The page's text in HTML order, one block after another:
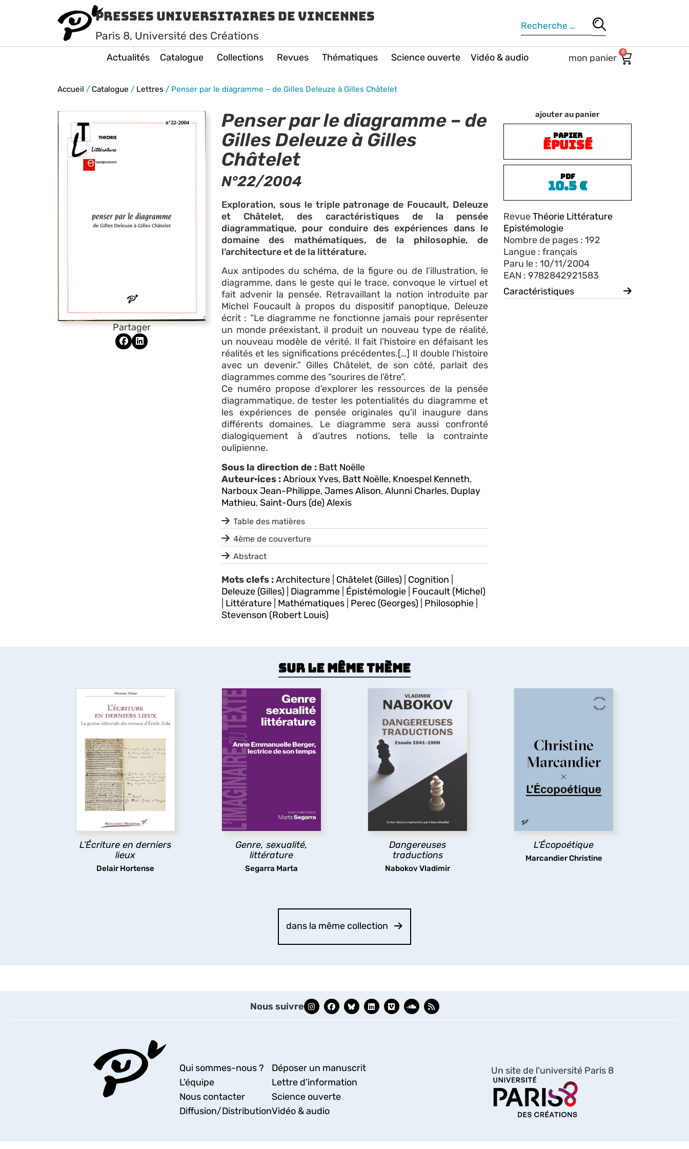
Presses Universitaires de Vincennes
Paris 8, Université des Créations
Actualités Catalogue Collections Revues Thématiques Science ouverte Vidéo & audio 0
Accueil / Catalogue / Lettres / Penser par le diagramme – de Gilles Deleuze à Gilles Châtelet
Partager
Penser par le diagramme – de
Gilles Deleuze à Gilles
Châtelet
N°22/2004
Exploration, sous le triple patronage de Foucault, Deleuze
et Châtelet, des caractéristiques de la pensée
diagrammatique, pour conduire des expériences dans le
domaine des mathématiques, de la philosophie, de
l’architecture et de la littérature.
Aux antipodes du schéma, de la figure ou de l’illustration, le
diagramme, dans le geste qui le trace, convoque le virtuel et
fait advenir la pensée. Retravaillant la notion introduite par
Michel Foucault à propos du dispositif panoptique, Deleuze
écrit : “Le diagramme ne fonctionne jamais pour représenter
un monde préexistant, il produit un nouveau type de réalité,
un nouveau modèle de vérité. Il fait l’histoire en défaisant les
réalités et les significations précédentes.[…] Il double l’histoire
avec un devenir.” Gilles Châtelet, de son côté, parlait des
diagrammes comme des “sourires de l’être”.
Ce numéro propose d’explorer les ressources de la pensée
diagrammatique, de tester les potentialités du diagramme et
les expériences de pensée originales qu’il inaugure dans
différents domaines. Le diagramme sera aussi confronté
dialogiquement à d’autres notions, telle la contrainte
oulipienne.
Sous la direction de : Batt Noëlle
Auteur·ices :Abrioux Yves, Batt Noëlle, Knoespel Kenneth,
Narboux Jean-Philippe,James Alison,Alunni Charles, Duplay
Mathieu,Saint-Ours (de) Alexis
Table des matières
4ème de couverture
Abstract
Mots clefs :Architecture| Châtelet (Gilles) Cognition
Deleuze (Gilles)
Diagramme| Épistémologie| Foucault (Michel)
Littérature| Mathématiques| Perec (Georges) Philosophie|
Stevenson (Robert Louis)
ajouter au panier
PAPIER
ÉPUISÉ
PDF
10.5€
RevueThéorie Littérature
Epistémologie
Nombre de pages : 192
Langue : français
Paru le : 10/11/2004
EAN : 9782842921583
Caractéristiques
Sur le même thème
L’Écriture en derniers
lieux
Delair Hortense
lieux
l’impression de l’ouvrage
relance l’écriture au lieu d’y
mettre un terme. Cet
ouvrage réexamine l’histoire
littéraire et les
Macquartà la lumière des
Zola révise littéralement le
texte de chaque roman à la
dernière minute.
Genre, sexualité,
littérature
Segarra Marta
Genre, sexualité,
littérature
Théories féministes et
queers, psychanalyse,
déconstruction, question
décoloniale, politiques de la
traduction, pédagogies
féministes. Les essais ici
réunis montrent comment,
selon les mots de Anne
Emmanuelle Berger, « ce que
la littérature fait au genre,
attenter à son unité et sa
Dangereuses
traductions
Nabokov Vladimir
Dangereuses
traductions
À partir de textes pour la
plupart inédits en français,
cet ouvrage présente la
pensée et les pratiques de la
traduction de Nabokov, leur
évolution dans le temps
jusqu’à la défense radicale
du littéralisme, une position
découvrir
L’Écopoétique
Marcandier Christine
L’écopoétique est une
réponse à la question de
Cette discipline critique et
narrative tente de dépasser
l’apparence insoluble du
dérèglement climatique. Que
faire (lepoïeindu terme
écopoétique) pour habiter
notre maison (le
terme écopoétique) ? En quoi
le récit peut-il être leporos
(le stratagème) pour sortir
dans la même collection
Nous suivre
Qui sommes-nous ?
L’équipe
Nous contacter
Diffusion/Distribution
Déposer un manuscrit
Lettre d’information
Science ouverte
Vidéo & audio
Un site de l'université Paris 8